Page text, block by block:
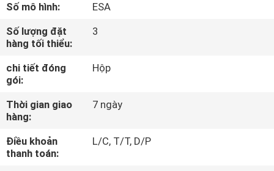
THAM
QUAN
NHÀ
MÁY
KIỂM
SOÁT
Số mô hình:
ESA
Số lượng đặt
hàng tối thiểu:
3
chi tiết đóng
gói:
Hộp
Thời gian giao
hàng:
7 ngày
Điều khoản
thanh toán:
L/C, T/T, D/P